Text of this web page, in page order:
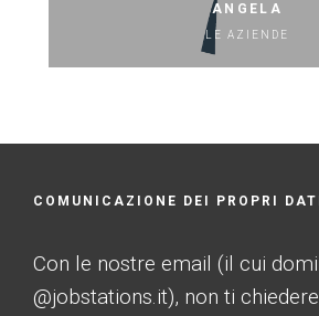
ANGELA
LE AZIENDE
COMUNICAZIONE DEI PROPRI DATI
Con le nostre email (il cui
@jobstations.it), non ti